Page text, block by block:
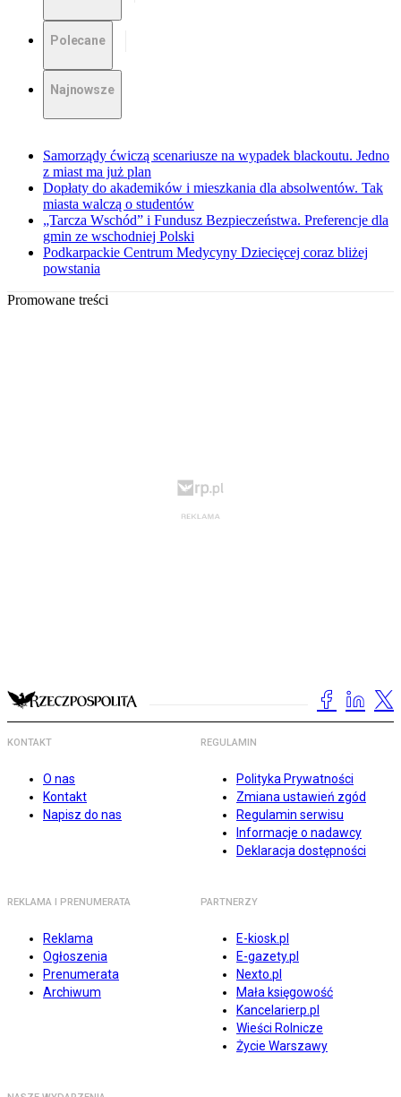
Polecane
Najnowsze
Samorządy ćwiczą scenariusze na wypadek blackoutu. Jedno
z miast ma już plan
Dopłaty do akademików i mieszkania dla absolwentów. Tak
miasta walczą o studentów
„Tarcza Wschód” i Fundusz Bezpieczeństwa. Preferencje dla
gmin ze wschodniej Polski
Podkarpackie Centrum Medycyny Dziecięcej coraz bliżej
powstania
Promowane treści
KONTAKT
O nas
Kontakt
Napisz do nas
REGULAMIN
Polityka Prywatności
Zmiana ustawień zgód
Regulamin serwisu
Informacje o nadawcy
Deklaracja dostępności
REKLAMA I PRENUMERATA
Reklama
Ogłoszenia
Prenumerata
Archiwum
PARTNERZY
E-kiosk.pl
E-gazety.pl
Nexto.pl
Mała księgowość
Kancelarierp.pl
Wieści Rolnicze
Życie Warszawy